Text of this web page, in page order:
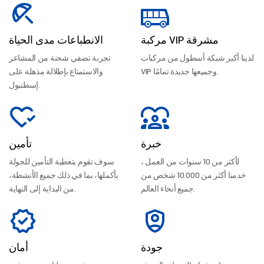
الانطباعات مدى الحياة
تجربة تضفي شحنة من المشاعر
والاستمتاع بإطلالة مذهلة على
مركبة VIP مشرقة
لدينا أكبر شبكة أسطول من مركبات
تأمين
سوف تقوم بتغطية التأمين للجولة
بأكملها، بما في ذلك جميع الأنشطة،
خبرة
لأكثر من 10 سنوات من العمل ،
خدمنا أكثر من 10.000 شخص من
أمان جودة